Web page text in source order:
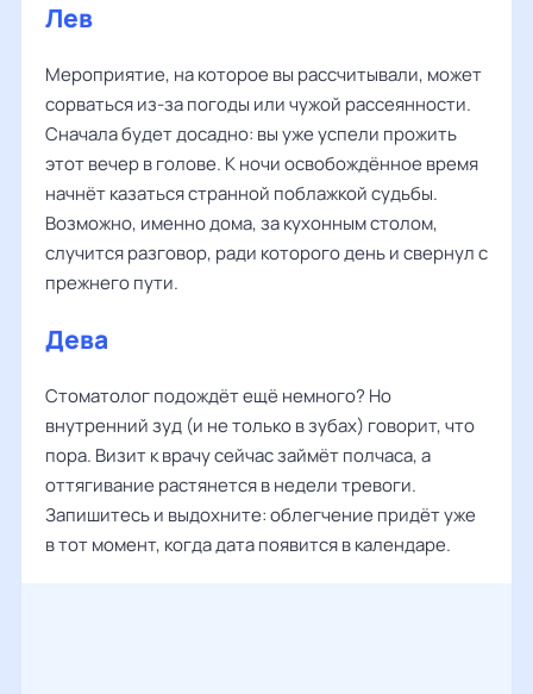
Лев
Мероприятие, на которое вы рассчитывали, может
сорваться из-за погоды или чужой рассеянности.
Сначала будет досадно: вы уже успели прожить
этот вечер в голове. К ночи освобождённое время
начнёт казаться странной поблажкой судьбы.
Возможно, именно дома, за кухонным столом,
случится разговор, ради которого день и свернул с
прежнего пути.
Дева
Стоматолог подождёт ещё немного? Но
внутренний зуд (и не только в зубах) говорит, что
пора. Визит к врачу сейчас займёт полчаса, а
оттягивание растянется в недели тревоги.
Запишитесь и выдохните: облегчение придёт уже
в тот момент, когда дата появится в календаре.